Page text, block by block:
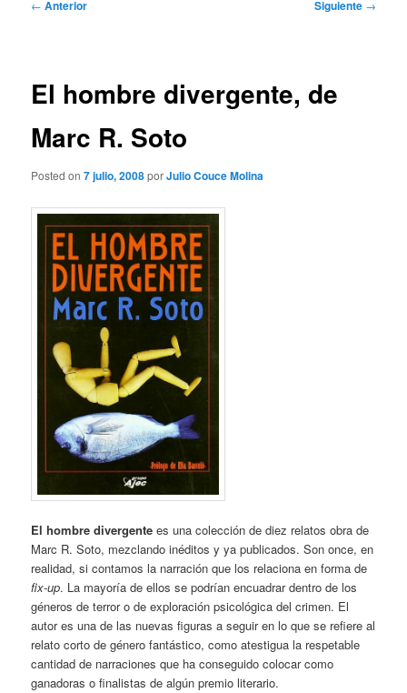
← Anterior Siguiente →
El hombre divergente, de
Marc R. Soto
Posted on7 julio, 2008porJulio Couce Molina
El hombre divergente es una colección de diez relatos obra de
Marc R. Soto, mezclando inéditos y ya publicados. Son once, en
realidad, si contamos la narración que los relaciona en forma de
fix-up. La mayoría de ellos se podrían encuadrar dentro de los
géneros de terror o de exploración psicológica del crimen. El
autor es una de las nuevas figuras a seguir en lo que se refiere al
relato corto de género fantástico, como atestigua la respetable
cantidad de narraciones que ha conseguido colocar como
ganadoras o finalistas de algún premio literario.